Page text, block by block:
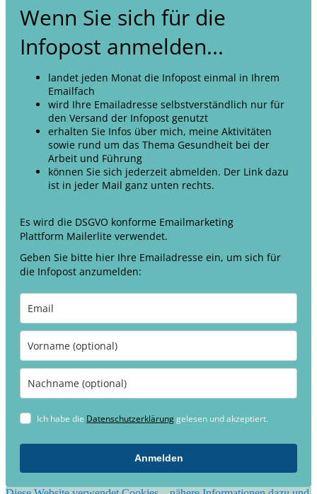
Wenn Sie sich für die
Infopost anmelden...
landet jeden Monat die Infopost einmal in Ihrem
Emailfach
wird Ihre Emailadresse selbstverständlich nur für
den Versand der Infopost genutzt
erhalten Sie Infos über mich, meine Aktivitäten
sowie rund um das Thema Gesundheit bei der
Arbeit und Führung
können Sie sich jederzeit abmelden. Der Link dazu
ist in jeder Mail ganz unten rechts.
Es wird die DSGVO konforme Emailmarketing
Plattform Mailerlite verwendet.
Geben Sie bitte hier Ihre Emailadresse ein, um sich für
die Infopost anzumelden:
Ich habe die Datenschutzerklärunggelesen und akzeptiert.
Anmelden